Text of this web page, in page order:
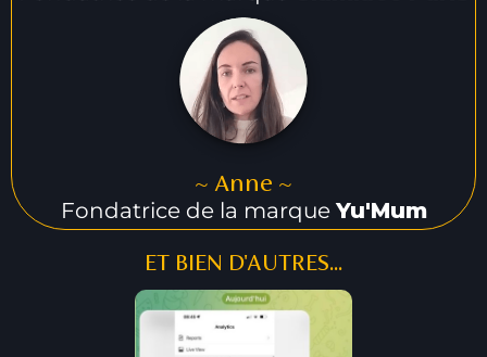
~ Anne ~
Fondatrice de la marque Yu'Mum
ET BIEN D'AUTRES...